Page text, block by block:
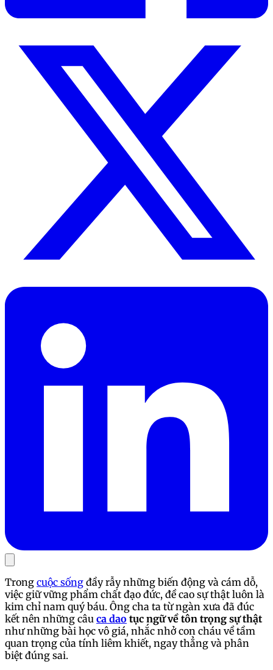
Trong cuộc sống đầy rẫy những biến động và cám dỗ,
việc giữ vững phẩm chất đạo đức, đề cao sự thật luôn là
kim chỉ nam quý báu. Ông cha ta từ ngàn xưa đã đúc
kết nên những câu ca dao tục ngữ về tôn trọng sự thật
như những bài học vô giá, nhắc nhở con cháu về tầm
quan trọng của tính liêm khiết, ngay thẳng và phân
biệt đúng sai.